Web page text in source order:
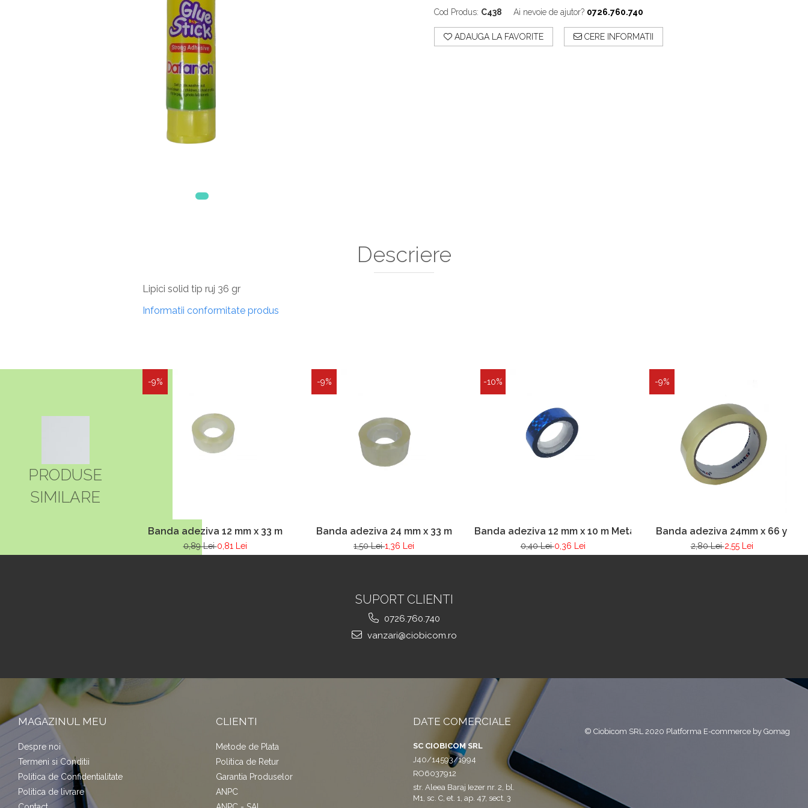
Cod Produs: C438 Ai nevoie de ajutor? 0726.760.740
ADAUGA LA FAVORITE CERE INFORMATII
Descriere
Lipici solid tip ruj 36 gr
Informatii conformitate produs
PRODUSE
SIMILARE
-9%
Banda adeziva 12 mm x 33 m
0,89 Lei0,81 Lei
-9%
Banda adeziva 24 mm x 33 m
1,50 Lei1,36 Lei
-10%
Banda adeziva 12 mm x 10 m Metalizata
0,40 Lei0,36 Lei
-9%
Banda adeziva 24mm x 66 y
2,80 Lei2,55 Lei
SUPORT CLIENTI
0726.760.740
vanzari@ciobicom.ro
MAGAZINUL MEU
Despre noi
Termeni si Conditii
Politica de Confidentialitate
Politica de livrare
CLIENTI
Metode de Plata
Politica de Retur
Garantia Produselor
ANPC
DATE COMERCIALE
SC CIOBICOM SRL
J40/14593/1994
RO6037912
str. Aleea Baraj Iezer nr. 2, bl.
M1, sc. C, et. 1, ap. 47, sect. 3
© Ciobicom SRL 2020 Platforma E-commerce by Gomag